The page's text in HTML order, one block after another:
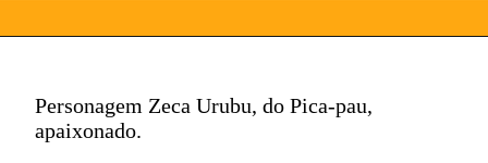
Personagem Zeca Urubu, do Pica-pau,
apaixonado.